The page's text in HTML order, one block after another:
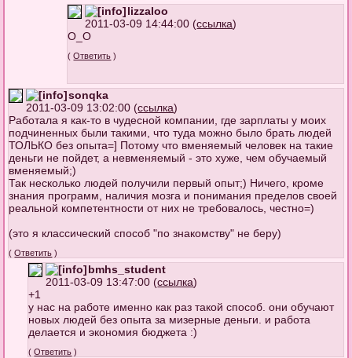
lizzaloo
2011-03-09 14:44:00 (ссылка)
О_О
(Ответить )
sonqka
2011-03-09 13:02:00 (ссылка)
Работала я как-то в чудесной компании, где зарплаты у моих
подчиненных были такими, что туда можно было брать людей
ТОЛЬКО без опыта=] Потому что вменяемый человек на такие
деньги не пойдет, а невменяемый - это хуже, чем обучаемый
вменяемый;)
Так несколько людей получили первый опыт;) Ничего, кроме
знания программ, наличия мозга и понимания пределов своей
реальной компетентности от них не требовалось, честно=)
(это я классический способ "по знакомству" не беру)
(Ответить )
bmhs_student
2011-03-09 13:47:00 (ссылка)
+1
у нас на работе именно как раз такой способ. они обучают
новых людей без опыта за мизерные деньги. и работа
делается и экономия бюджета :)
(Ответить )